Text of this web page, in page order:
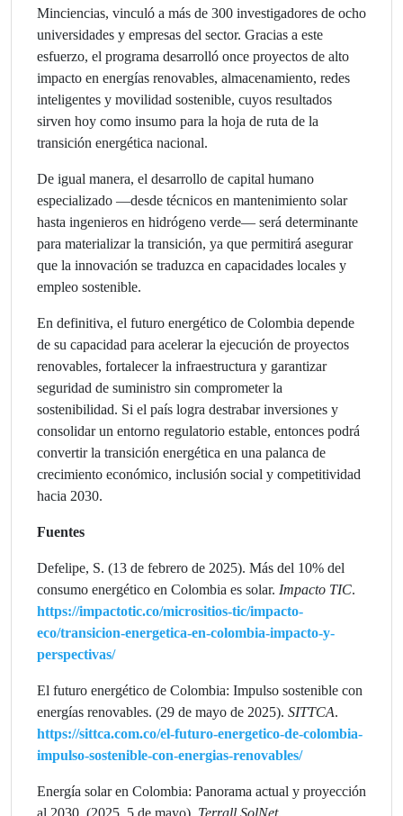
Minciencias, vinculó a más de 300 investigadores de ocho
universidades y empresas del sector. Gracias a este
esfuerzo, el programa desarrolló once proyectos de alto
impacto en energías renovables, almacenamiento, redes
inteligentes y movilidad sostenible, cuyos resultados
sirven hoy como insumo para la hoja de ruta de la
transición energética nacional.
De igual manera, el desarrollo de capital humano
especializado —desde técnicos en mantenimiento solar
hasta ingenieros en hidrógeno verde— será determinante
para materializar la transición, ya que permitirá asegurar
que la innovación se traduzca en capacidades locales y
empleo sostenible.
En definitiva, el futuro energético de Colombia depende
de su capacidad para acelerar la ejecución de proyectos
renovables, fortalecer la infraestructura y garantizar
seguridad de suministro sin comprometer la
sostenibilidad. Si el país logra destrabar inversiones y
consolidar un entorno regulatorio estable, entonces podrá
convertir la transición energética en una palanca de
crecimiento económico, inclusión social y competitividad
hacia 2030.
Fuentes
Defelipe, S. (13 de febrero de 2025). Más del 10% del
consumo energético en Colombia es solar. Impacto TIC.
https://impactotic.co/micrositios-tic/impacto-
eco/transicion-energetica-en-colombia-impacto-y-
perspectivas/
El futuro energético de Colombia: Impulso sostenible con
energías renovables. (29 de mayo de 2025). SITTCA.
https://sittca.com.co/el-futuro-energetico-de-colombia-
impulso-sostenible-con-energias-renovables/
Energía solar en Colombia: Panorama actual y proyección
al 2030. (2025, 5 de mayo). Terrall SolNet.